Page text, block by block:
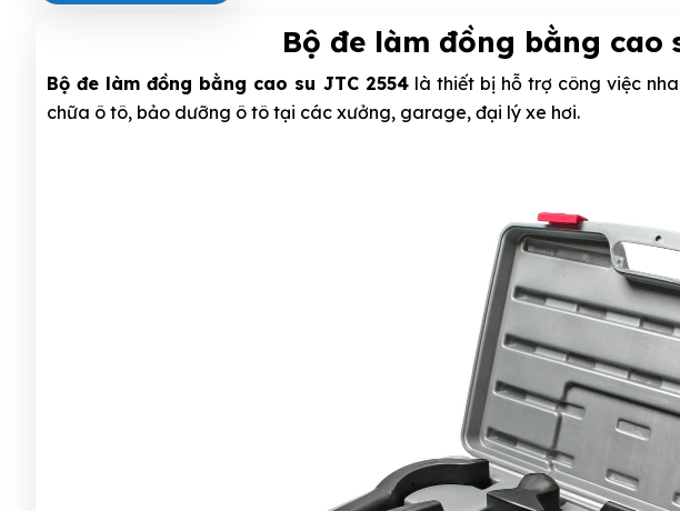
Bộ đe làm đồng bằng cao
Bộ đe làm đồng bằng cao su JTC 2554là thiết bị hỗ trợ công việc
chữa ô tô, bảo dưỡng ô tô tại các xưởng, garage, đại lý xe hơi.